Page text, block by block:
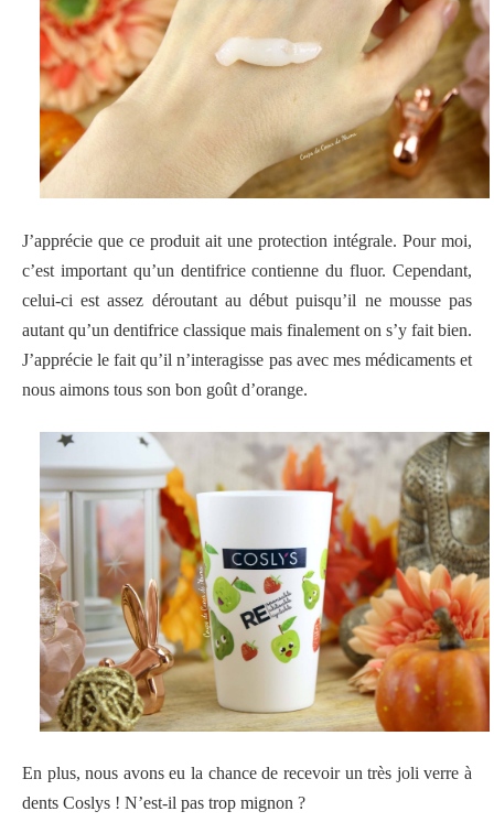
J’apprécie que ce produit ait une protection intégrale. Pour moi,
c’est important qu’un dentifrice contienne du fluor. Cependant,
celui-ci est assez déroutant au début puisqu’il ne mousse pas
autant qu’un dentifrice classique mais finalement on s’y fait bien.
J’apprécie le fait qu’il n’interagisse pas avec mes médicaments et
nous aimons tous son bon goût d’orange.
En plus, nous avons eu la chance de recevoir un très joli verre à
dents Coslys ! N’est-il pas trop mignon ?